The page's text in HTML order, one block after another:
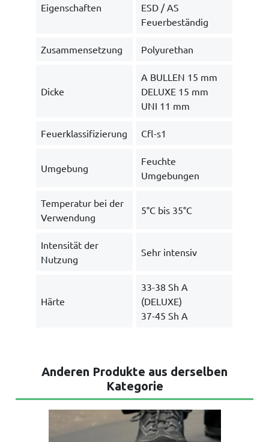
Eigenschaften
ESD / AS
Feuerbeständig
Zusammensetzung Polyurethan
Dicke
A BULLEN 15 mm
DELUXE 15 mm
UNI 11 mm
Feuerklassifizierung Cfl-s1
Umgebung
Feuchte
Umgebungen
Temperatur bei der
Verwendung
5°C bis 35°C
Intensität der
Nutzung
Sehr intensiv
Härte
33-38 Sh A
(DELUXE)
37-45 Sh A
Anderen Produkte aus derselben
Kategorie